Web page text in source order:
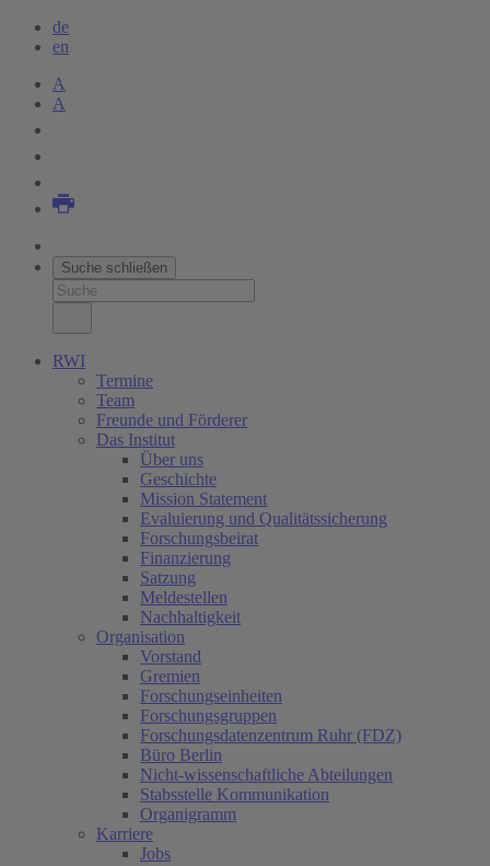
de
en
A
A
Suche schließen
RWI
Termine
Team
Freunde und Förderer
Das Institut
Über uns
Geschichte
Mission Statement
Evaluierung und Qualitätssicherung
Forschungsbeirat
Finanzierung
Satzung
Meldestellen
Nachhaltigkeit
Organisation
Vorstand
Gremien
Forschungseinheiten
Forschungsgruppen
Forschungsdatenzentrum Ruhr (FDZ)
Büro Berlin
Nicht-wissenschaftliche Abteilungen
Stabsstelle Kommunikation
Organigramm
Karriere
Jobs